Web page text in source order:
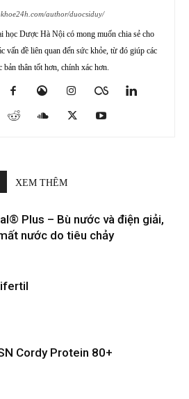
author/duocsiduy/
Dược Hà Nội có mong muốn chia sẻ cho
vấn đề liên quan đến sức khỏe, từ đó giúp các
bản thân tốt hơn, chính xác hơn.
XEM THÊM
Plus – Bù nước và điện giải,
nước do tiêu chảy
Cordy Protein 80+